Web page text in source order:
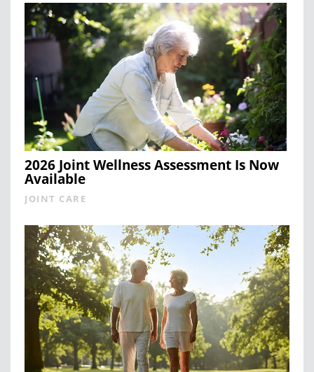
2026 Joint Wellness Assessment Is Now
Available
JOINT CARE